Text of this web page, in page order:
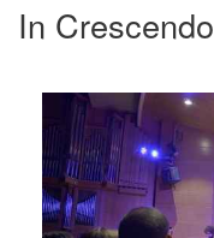
In Crescendo